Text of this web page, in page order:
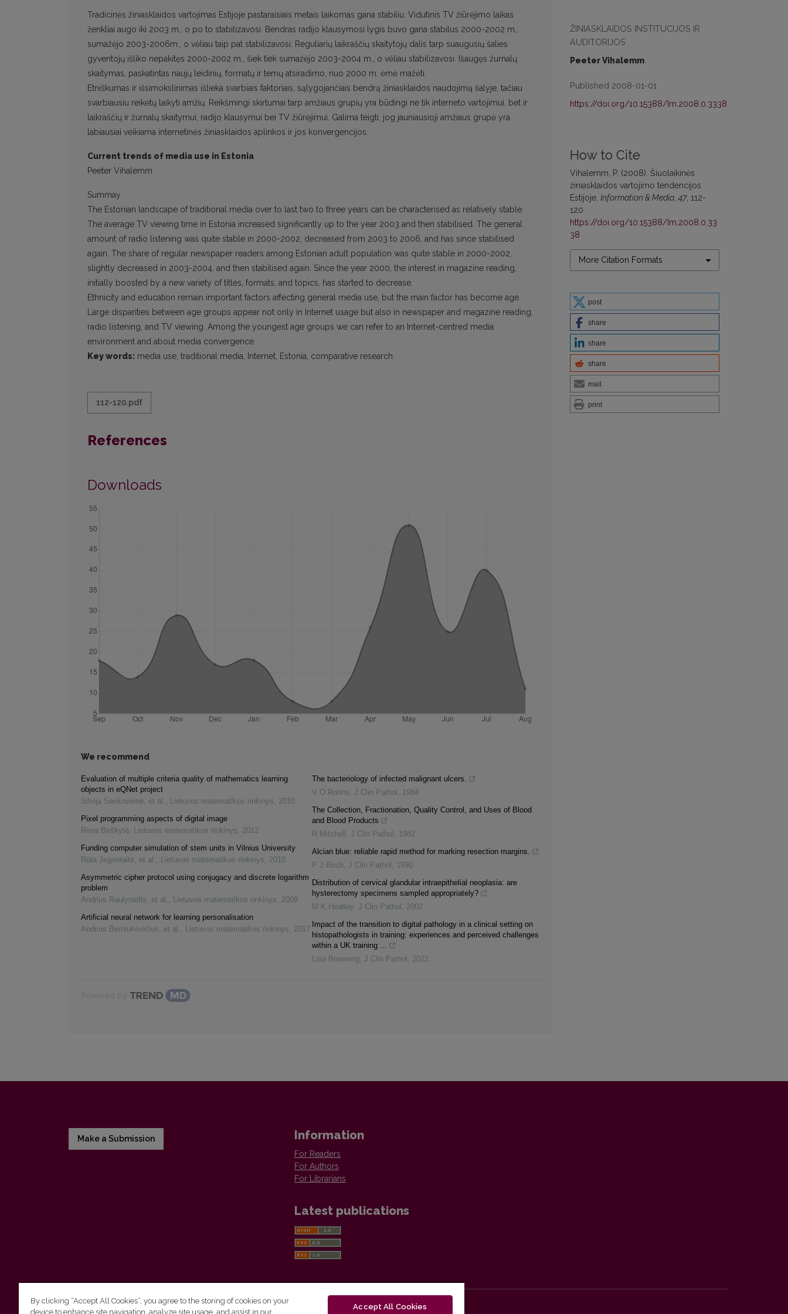
ŽINIASKLAIDOS INSTITUCIJOS IR
AUDITORIJOS
Peeter Vihalemm
Published 2008-01-01
https://doi.org/10.15388/Im.2008.0.3338
How to Cite
Vihalemm, P. (2008). Šiuolaikinės
žiniasklaidos vartojimo tendencijos
Estijoje. Information & Media ,47, 112-
120.
https://doi.org/10.15388/Im.2008.0.33
38
More Citation Formats
post
share
share
share
mail
print
Tradicinės žiniasklaidos vartojimas Estijoje pastaraisiais metais laikomas gana stabiliu. Vidutinis TV žiūrėjimo laikas
ženkliai augo iki 2003 m., o po to stabilizavosi. Bendras radijo klausymosi lygis buvo gana stabilus 2000-2002 m.,
sumažėjo 2003-2006m., o vėliau taip pat stabilizavosi. Reguliarių laikraščių skaitytojų dalis tarp suaugusių šalies
gyventojų išliko nepakitęs 2000-2002 m., šiek tiek sumažėjo 2003-2004 m., o vėliau stabilizavosi. Išaugęs žurnalų
skaitymas, paskatintas naujų leidinių, formatų ir temų atsiradimo, nuo 2000 m. ėmė mažėti.
Etniškumas ir išsimokslinimas išlieka svarbiais faktoriais, sąlygojančiais bendrą žiniasklaidos naudojimą šalyje, tačiau
svarbiausiu reikėtų laikyti amžių. Reikšmingi skirtumai tarp amžiaus grupių yra būdingi ne tik interneto vartojimui, bet ir
laikraščių ir žurnalų skaitymui, radijo klausymui bei TV žiūrėjimui. Galima teigti, jog jauniausioji amžiaus grupė yra
labiausiai veikiama internetinės žiniasklaidos aplinkos ir jos konvergencijos.
Current trends of media use in Estonia
Peeter Vihalemm
Summay
The Estonian landscape of traditional media over to last two to three years can be characterised as relatively stable.
The average TV viewing time in Estonia increased significantly up to the year 2003 and then stabilised. The general
amount of radio listening was quite stable in 2000-2002, decreased from 2003 to 2006, and has since stabilised
again. The share of regular newspaper readers among Estonian adult population was quite stable in 2000-2002,
slightly decreased in 2003-2004, and then stabilised again. Since the year 2000, the interest in magazine reading,
initially boosted by a new variety of titles, formats, and topics, has started to decrease.
Ethnicity and education remain important factors affecting general media use, but the main factor has become age.
Large disparities between age groups appear not only in Internet usage but also in newspaper and magazine reading,
radio listening, and TV viewing. Among the youngest age groups we can refer to an Internet-centred media
environment and about media convergence.
Key words: media use, traditional media, Internet, Estonia, comparative research
112-120.pdf
References
Downloads
We recommend
Evaluation of multiple criteria quality of mathematics learning
objects in eQNet project
Silvija Sėrikovienė, et al. , Lietuvos matematikos rinkinys, 2010
Pixel programming aspects of digital image
Rima Birškytė, Lietuvos matematikos rinkinys, 2012
Funding computer simulation of stem units in Vilnius University
Rūta Jegnoraitė, et al. , Lietuvos matematikos rinkinys, 2010
Asymmetric cipher protocol using conjugacy and discrete logarithm
problem
Andrius Raulynaitis, et al. , Lietuvos matematikos rinkinys, 2009
Artificial neural network for learning personalisation
Andrius Berniukevičius, et al. , Lietuvos matematikos rinkinys, 2017
The bacteriology of infected malignant ulcers.
V O Rotimi, J Clin Pathol , 1984
The Collection, Fractionation, Quality Control, and Uses of Blood
and Blood Products
R Mitchell , J Clin Pathol , 1982
Alcian blue: reliable rapid method for marking resection margins.
P J Birch, J Clin Pathol , 1990
Distribution of cervical glandular intraepithelial neoplasia: are
hysterectomy specimens sampled appropriately?
M K Heatley, J Clin Pathol , 2002
Impact of the transition to digital pathology in a clinical setting on
histopathologists in training: experiences and perceived challenges
within a UK training ...
Lisa Browning, J Clin Pathol , 2022
Make a Submission Information
For Readers
For Authors
For Librarians
Latest publications
By clicking “Accept All Cookies”, you agree to the storing of cookies on your
device to enhance site navigation, analyze site usage, and assist in our
Accept All Cookies